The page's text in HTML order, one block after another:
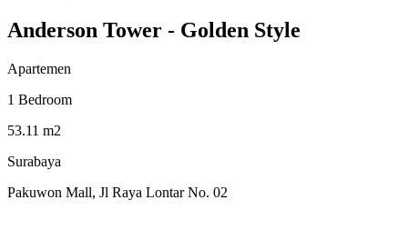
Anderson Tower - Golden Style
Apartemen
1 Bedroom
53.11 m2
Surabaya
Pakuwon Mall, Jl Raya Lontar No. 02